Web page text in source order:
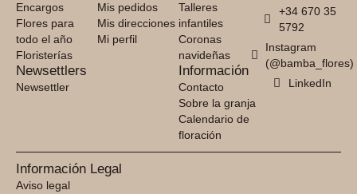
Encargos
Flores para
todo el año
Floristerías
Newsettlers
Newsettler
Mis pedidos
Mis direcciones
Mi perfil
Talleres
infantiles
Coronas
navideñas
Información
Contacto
Sobre la granja
Calendario de
floración
+34 670 35
5792
Instagram
(@bamba_flores)
LinkedIn
Información Legal
Aviso legal